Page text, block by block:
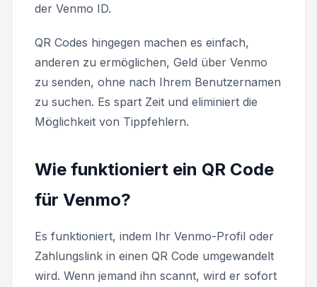
der Venmo ID.
QR Codes hingegen machen es einfach,
anderen zu ermöglichen, Geld über Venmo
zu senden, ohne nach Ihrem Benutzernamen
zu suchen. Es spart Zeit und eliminiert die
Möglichkeit von Tippfehlern.
Wie funktioniert ein QR Code
für Venmo?
Es funktioniert, indem Ihr Venmo-Profil oder
Zahlungslink in einen QR Code umgewandelt
wird. Wenn jemand ihn scannt, wird er sofort